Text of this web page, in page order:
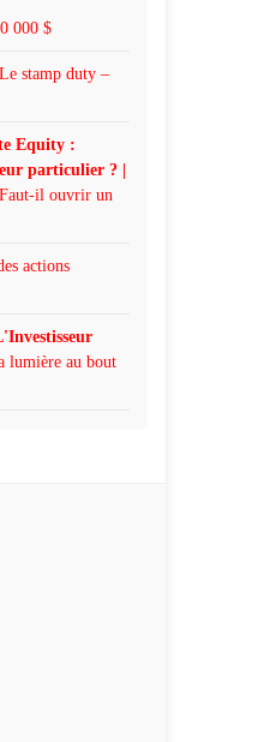
000 $
Le stamp duty –
Equity :
particulier ? |
Faut-il ouvrir un
actions
lumière au bout